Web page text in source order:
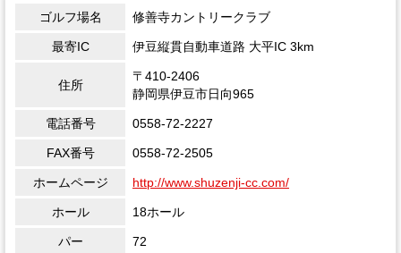
ゴルフ場名 修善寺カントリークラブ
最寄IC 伊豆縦貫自動車道路 大平IC 3km
住所
〒410-2406
静岡県伊豆市日向965
電話番号 0558-72-2227
FAX番号 0558-72-2505
ホームページ http://www.shuzenji-cc.com/
ホール 18ホール
パー 72